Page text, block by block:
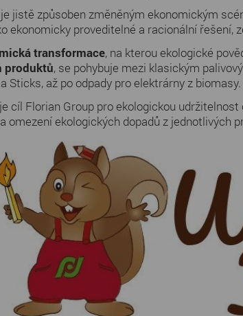
jistě způsoben změněným ekonomickým
ekonomicky proveditelné a racionální řešení,
transformace, na kterou ekologické
produktů, se pohybuje mezi klasickým
Sticks, až po odpady pro elektrárny z biomasy.
cíl Florian Group pro ekologickou
omezení ekologických dopadů z jednotlivých